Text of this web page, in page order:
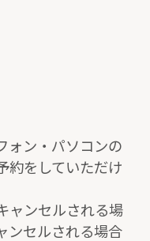
ォン・パソコンの
約をしていただけ
ャンセルされる場
ンセルされる場合